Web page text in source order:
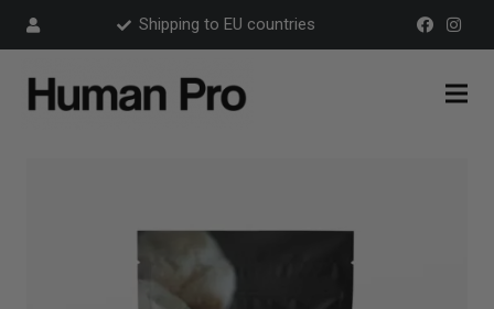
Shipping to EU countries